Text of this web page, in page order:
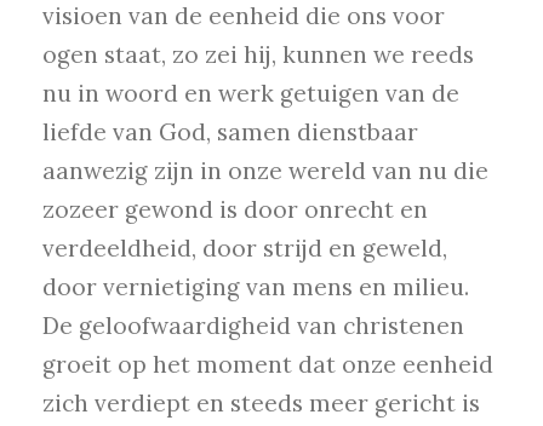
visioen van de eenheid die ons voor
ogen staat, zo zei hij, kunnen we reeds
nu in woord en werk getuigen van de
liefde van God, samen dienstbaar
aanwezig zijn in onze wereld van nu die
zozeer gewond is door onrecht en
verdeeldheid, door strijd en geweld,
door vernietiging van mens en milieu.
De geloofwaardigheid van christenen
groeit op het moment dat onze eenheid
zich verdiept en steeds meer gericht is